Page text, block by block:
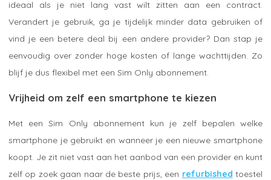
ideaal als je niet lang vast wilt zitten aan een contract.
Verandert je gebruik, ga je tijdelijk minder data gebruiken of
vind je een betere deal bij een andere provider? Dan stap je
eenvoudig over zonder hoge kosten of lange wachttijden. Zo
blijf je dus flexibel met een Sim Only abonnement.
Vrijheid om zelf een smartphone te kiezen
Met een Sim Only abonnement kun je zelf bepalen welke
smartphone je gebruikt en wanneer je een nieuwe smartphone
koopt. Je zit niet vast aan het aanbod van een provider en kunt
zelf op zoek gaan naar de beste prijs, een refurbished toestel